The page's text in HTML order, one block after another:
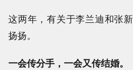
这两年，有关于李兰迪和张
扬扬。
一会传分手，一会又传结婚。